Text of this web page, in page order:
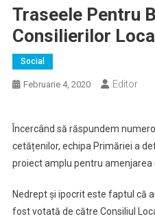
Traseele Pentru
Consilierilor
Social
Februarie 4, 2020 Editor
Încercând să răspundem
cetățenilor, echipa Primăriei a
proiect amplu pentru amenjarea
Nedrept și ipocrit este faptul că
fost votată de către Consiliul